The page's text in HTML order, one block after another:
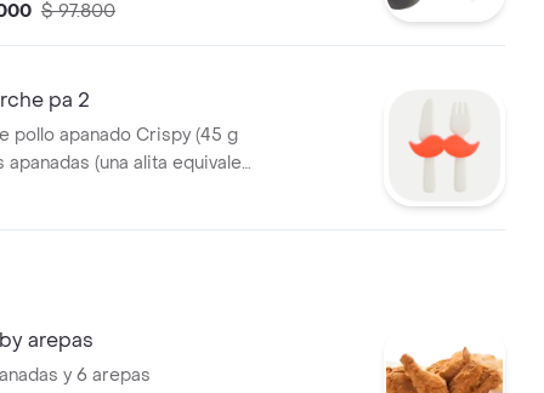
$ 97.800
pa 2
pollo apanado Crispy (45 g
apanadas (una alita equivale
arepas
y 6 arepas